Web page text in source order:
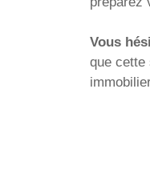
Vous
que cette